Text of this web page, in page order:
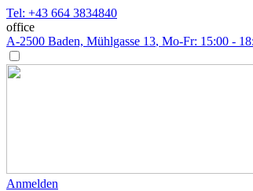
Tel: +43 664 3834840
office
A-2500 Baden, Mühlgasse 13, Mo-Fr: 15:00 -
Anmelden